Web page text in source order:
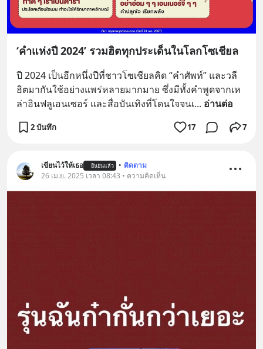
‘คำแห่งปี 2024’ รวมฮิตทุกประเด็นในโลกโซเชียล
ปี 2024 เป็นอีกหนึ่งปีที่ชาวโซเชียลคิด “คำศัพท์”​ และวลี
ฮิตมากันใช้อย่างแพร่หลายมากมาย ซึ่งมีทั้งคำพูดจากเห
ล่าอินฟลูเอนเซอร์ และสื่อบันเทิงที่โดนใจจนเ... อ่านต่อ
2 บันทึก 17 7
เขียนไว้ให้เธอ ยืนยันแล้ว • ติดตาม
26 เม.ย. 2025 เวลา 08:43 • ความคิดเห็น